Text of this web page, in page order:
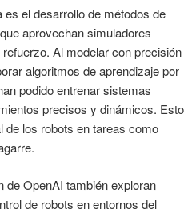
el desarrollo de métodos de
aprovechan simuladores
Al modelar con precisión
algoritmos de aprendizaje por
podido entrenar sistemas
precisos y dinámicos. Esto
de los robots en tareas como
de OpenAI también exploran
de robots en entornos del